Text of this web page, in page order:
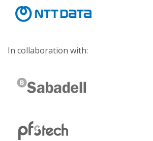
In collaboration with: